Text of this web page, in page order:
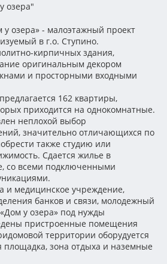
озера"
озера» - малоэтажный проект
в г.о. Ступино.
кирпичных здания,
оригинальным декором
и просторными входными
162 квартиры,
приходится на однокомнатные.
неплохой выбор
значительно отличающихся по
также студию или
Сдается жилье в
со всеми подключенными
и медицинское учреждение,
банков и связи, молодежный
у озера» под нужды
пристроенные помещения
территории оборудуется
площадка, зона отдыха и наземные